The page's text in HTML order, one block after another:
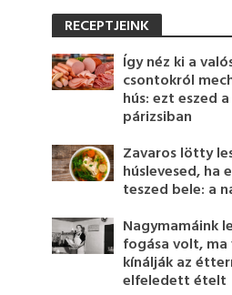
RECEPTJEINK
Így néz ki a
csontokról
hús: ezt eszed
párizsiban
Zavaros lötty
húslevesed, ha
teszed bele: a
Nagymamáink
fogása volt,
kínálják az
elfeledett ételt